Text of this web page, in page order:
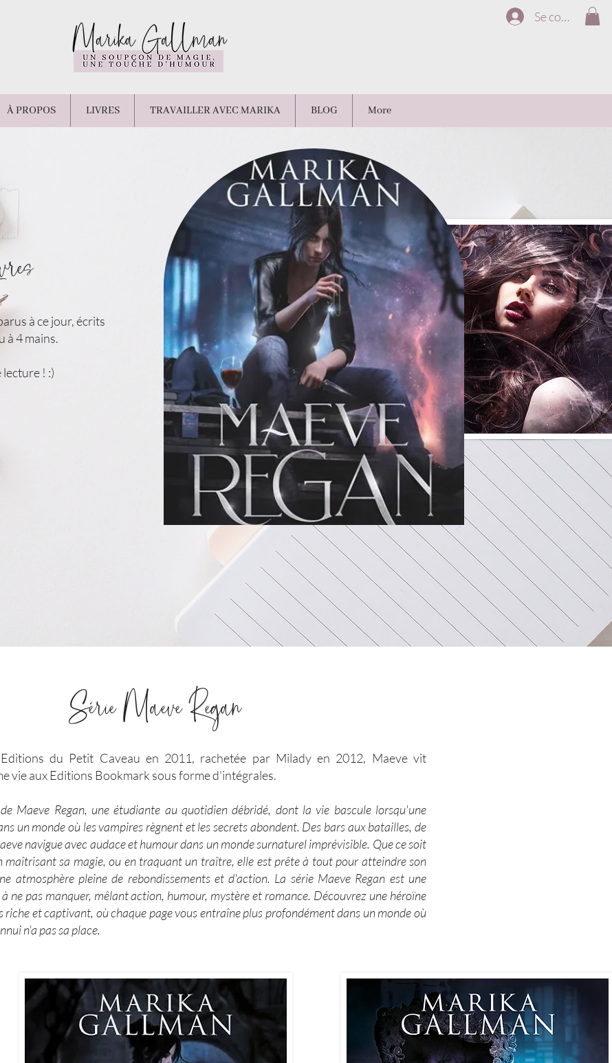
Se connecter
À PROPOS LIVRES TRAVAILLER AVEC MARIKA BLOG More
à ce jour, écrits
à 4 mains.
lecture ! :)
Série Maeve Regan
du Petit Caveau en 2011, rachetée par Milady en 2012, Maeve vit
vie aux Editions Bookmark sous forme d'intégrales.
Maeve Regan, une étudiante au quotidien débridé, dont la vie bascule lorsqu'une
un monde où les vampires règnent et les secrets abondent. Des bars aux batailles, de
navigue avec audace et humour dans un monde surnaturel imprévisible. Que ce soit
maîtrisant sa magie, ou en traquant un traître, elle est prête à tout pour atteindre son
atmosphère pleine de rebondissements et d'action. La série Maeve Regan est une
ne pas manquer, mêlant action, humour, mystère et romance. Découvrez une héroïne
riche et captivant, où chaque page vous entraîne plus profondément dans un monde où
n'a pas sa place.